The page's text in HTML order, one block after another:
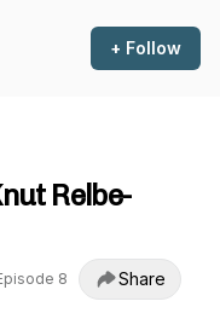
+ Follow
Relbe-
8 Share